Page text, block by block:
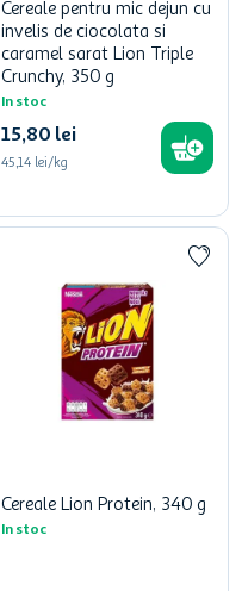
Cereale pentru mic dejun cu
invelis de ciocolata si
caramel sarat Lion Triple
Crunchy, 350 g
In stoc
15,80 lei
45,14 lei/kg
Cereale Lion Protein, 340 g
In stoc